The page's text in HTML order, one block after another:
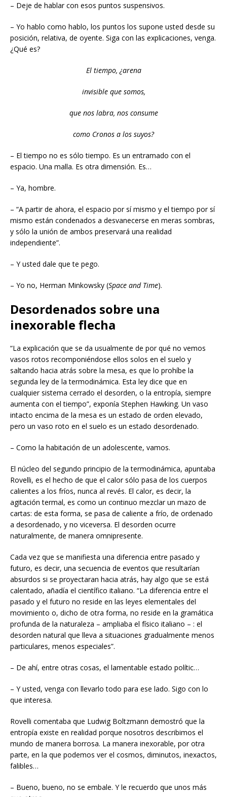
– Deje de hablar con esos puntos suspensivos.
– Yo hablo como hablo, los puntos los supone usted desde su
posición, relativa, de oyente. Siga con las explicaciones, venga.
¿Qué es?
El tiempo, ¿arena
invisible que somos,
que nos labra, nos consume
como Cronos a los suyos?
– El tiempo no es sólo tiempo. Es un entramado con el
espacio. Una malla. Es otra dimensión. Es…
– Ya, hombre.
– “A partir de ahora, el espacio por sí mismo y el tiempo por sí
mismo están condenados a desvanecerse en meras sombras,
y sólo la unión de ambos preservará una realidad
independiente”.
– Y usted dale que te pego.
– Yo no, Herman Minkowsky (Space and Time).
Desordenados sobre una
inexorable flecha
“La explicación que se da usualmente de por qué no vemos
vasos rotos recomponiéndose ellos solos en el suelo y
saltando hacia atrás sobre la mesa, es que lo prohíbe la
segunda ley de la termodinámica. Esta ley dice que en
cualquier sistema cerrado el desorden, o la entropía, siempre
aumenta con el tiempo”, exponía Stephen Hawking. Un vaso
intacto encima de la mesa es un estado de orden elevado,
pero un vaso roto en el suelo es un estado desordenado.
– Como la habitación de un adolescente, vamos.
El núcleo del segundo principio de la termodinámica, apuntaba
Rovelli, es el hecho de que el calor sólo pasa de los cuerpos
calientes a los fríos, nunca al revés. El calor, es decir, la
agitación termal, es como un continuo mezclar un mazo de
cartas: de esta forma, se pasa de caliente a frío, de ordenado
a desordenado, y no viceversa. El desorden ocurre
naturalmente, de manera omnipresente.
Cada vez que se manifiesta una diferencia entre pasado y
futuro, es decir, una secuencia de eventos que resultarían
absurdos si se proyectaran hacia atrás, hay algo que se está
calentado, añadía el científico italiano. “La diferencia entre el
pasado y el futuro no reside en las leyes elementales del
movimiento o, dicho de otra forma, no reside en la gramática
profunda de la naturaleza – ampliaba el físico italiano – : el
desorden natural que lleva a situaciones gradualmente menos
particulares, menos especiales”.
– De ahí, entre otras cosas, el lamentable estado polític…
– Y usted, venga con llevarlo todo para ese lado. Sigo con lo
que interesa.
Rovelli comentaba que Ludwig Boltzmann demostró que la
entropía existe en realidad porque nosotros describimos el
mundo de manera borrosa. La manera inexorable, por otra
parte, en la que podemos ver el cosmos, diminutos, inexactos,
falibles…
– Bueno, bueno, no se embale. Y le recuerdo que unos más